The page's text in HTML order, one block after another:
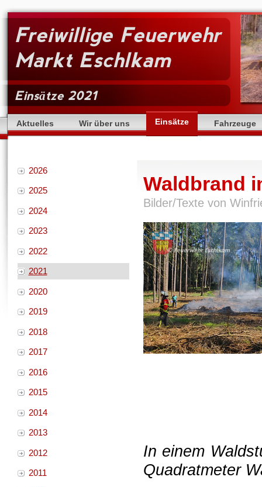
Freiwillige Feuerwehr
Markt Eschlkam
Einsätze 2021
Aktuelles Wir über uns Einsätze Fahrzeuge
Waldbrand
Bilder/Texte von
In einem
Quadratmeter
2026
2025
2024
2023
2022
2021
2020
2019
2018
2017
2016
2015
2014
2013
2012
2011